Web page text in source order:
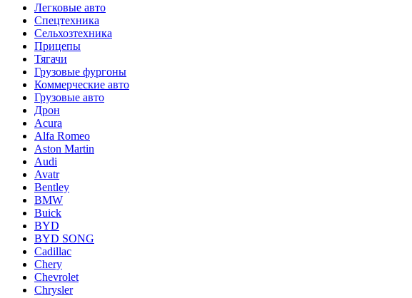
Легковые авто
Спецтехника
Сельхозтехника
Прицепы
Тягачи
Грузовые фургоны
Коммерческие авто
Грузовые авто
Дрон
Acura
Alfa Romeo
Aston Martin
Audi
Avatr
Bentley
BMW
Buick
BYD
BYD SONG
Cadillac
Chery
Chevrolet
Chrysler